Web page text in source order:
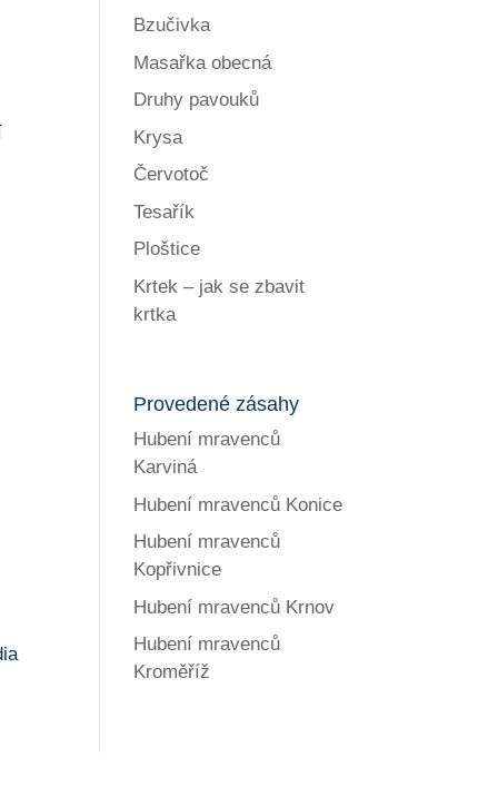
Bzučivka
Masařka obecná
Druhy pavouků
Krysa
Červotoč
Tesařík
Ploštice
Krtek – jak se zbavit
krtka
Provedené zásahy
Hubení mravenců
Karviná
Hubení mravenců Konice
Hubení mravenců
Kopřivnice
Hubení mravenců Krnov
Hubení mravenců
Kroměříž